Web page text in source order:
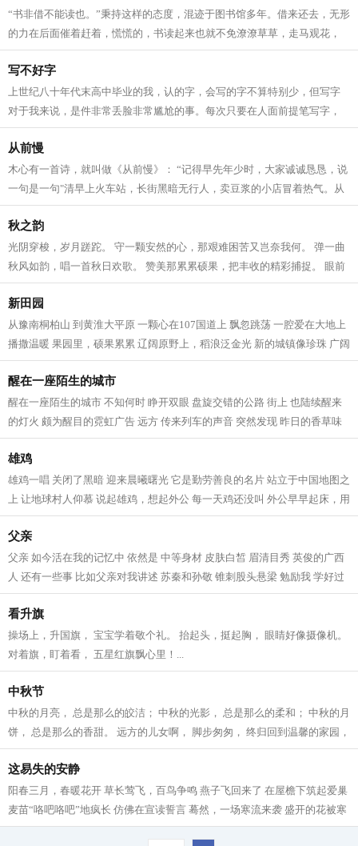
“书非借不能读也。”秉持这样的态度，混迹于图书馆多年。借来还去，无形
的力在后面催着赶着，慌慌的，书读起来也就不免潦潦草草，走马观花，
错过了很多精彩。回顾读过的书，...
写不好字
上世纪八十年代末高中毕业的我，认的字，会写的字不算特别少，但写字
对于我来说，是件非常丢脸非常尴尬的事。每次只要在人面前提笔写字，
我就会心发慌手发抖，感觉一笔在手，...
从前慢
木心有一首诗，就叫做《从前慢》： “记得早先年少时，大家诚诚恳恳，说
一句是一句"清早上火车站，长街黑暗无行人，卖豆浆的小店冒着热气。从
前的日色变得慢，车、马、邮件都...
秋之韵
光阴穿梭，岁月蹉跎。 守一颗安然的心，那艰难困苦又岂奈我何。 弹一曲
秋风如韵，唱一首秋日欢歌。 赞美那累累硕果，把丰收的精彩捕捉。 眼前
的一切超越了传说。 麦浪是悠扬的...
新田园
从豫南桐柏山 到黄淮大平原 一颗心在107国道上 飘忽跳荡 一腔爱在大地上
播撒温暖 果园里，硕果累累 辽阔原野上，稻浪泛金光 新的城镇像珍珠 广阔
的新农村 一幅幅崭新的画卷 一片...
醒在一座陌生的城市
醒在一座陌生的城市 不知何时 睁开双眼 盘旋交错的公路 街上 也陆续醒来
的灯火 颇为醒目的霓虹广告 远方 传来列车的声音 突然发现 昨日的香草味
冰淇淋 融化在柏油路面 风如潮水般...
雄鸡
雄鸡一唱 关闭了黑暗 迎来晨曦曙光 它是勤劳善良的名片 站立于中国地图之
上 让地球村人仰慕 说起雄鸡，想起外公 每一天鸡还没叫 外公早早起床，用
辛劳的双手 早早把新的一天点亮...
父亲
父亲 如今活在我的记忆中 依然是 中等身材 皮肤白皙 眉清目秀 英俊的广西
人 还有一些事 比如父亲对我讲述 苏秦和孙敬 锥刺股头悬梁 勉励我 学好过
硬本领 练好强健体魄 建设美丽家...
看升旗
操场上，升国旗， 宝宝学着敬个礼。 抬起头，挺起胸， 眼睛好像摄像机。
对着旗，盯着看， 五星红旗飘心里！...
中秋节
中秋的月亮， 总是那么的皎洁； 中秋的光影， 总是那么的柔和； 中秋的月
饼， 总是那么的香甜。 远方的儿女啊， 脚步匆匆， 终归回到温馨的家园，
团聚在父母的身旁。 十五高悬的...
这易失的安静
阳春三月，春暖花开 草长莺飞，百鸟争鸣 燕子飞回来了 在屋檐下筑起爱巢
麦苗“咯吧咯吧”地疯长 仿佛在宣读誓言 蓦然，一场寒流来袭 盛开的花被寒
风一瓣一瓣摘下 含苞的花不得...